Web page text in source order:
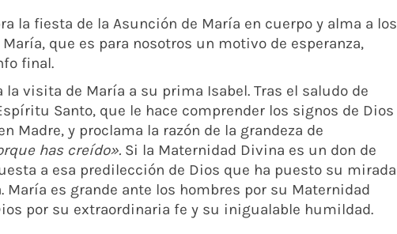
la fiesta de la Asunción de María en cuerpo y alma a los
que es para nosotros un motivo de esperanza,
final.
la visita de María a su prima Isabel. Tras el saludo de
Santo, que le hace comprender los signos de Dios
Madre, y proclama la razón de la grandeza de
has creído». Si la Maternidad Divina es un don de
a esa predilección de Dios que ha puesto su mirada
María es grande ante los hombres por su Maternidad
por su extraordinaria fe y su inigualable humildad.